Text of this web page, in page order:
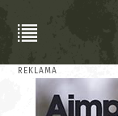
REKLAMA